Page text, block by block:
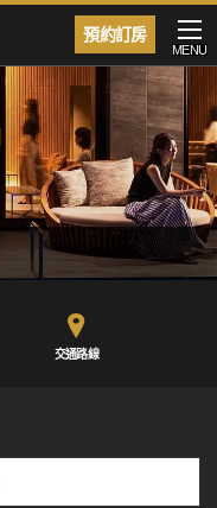
預約訂房
MENU
交通路線